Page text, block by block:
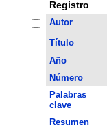
Registro
Autor
Título
Año
Número
Palabras
clave
Resumen